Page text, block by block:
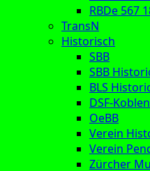
RBDe 567
TransN
Historisch
SBB
SBB
BLS
DSF-
OeBB
Verein
Verein
Zürcher